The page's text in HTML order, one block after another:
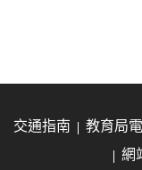
交通指南 教育局
網